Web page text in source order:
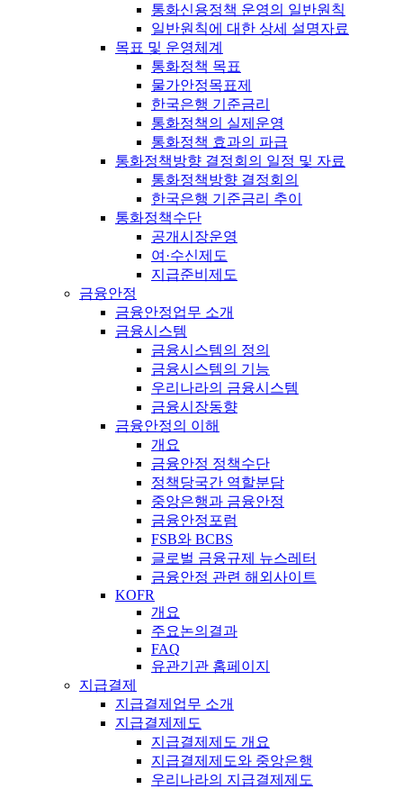
통화신용정책 운영의 일반원칙
일반원칙에 대한 상세 설명자료
목표 및 운영체계
통화정책 목표
물가안정목표제
한국은행 기준금리
통화정책의 실제운영
통화정책 효과의 파급
통화정책방향 결정회의 일정 및 자료
통화정책방향 결정회의
한국은행 기준금리 추이
통화정책수단
공개시장운영
여·수신제도
지급준비제도
금융안정
금융안정업무 소개
금융시스템
금융시스템의 정의
금융시스템의 기능
우리나라의 금융시스템
금융시장동향
금융안정의 이해
개요
금융안정 정책수단
정책당국간 역할분담
중앙은행과 금융안정
금융안정포럼
FSB와 BCBS
글로벌 금융규제 뉴스레터
금융안정 관련 해외사이트
KOFR
개요
주요논의결과
FAQ
유관기관 홈페이지
지급결제
지급결제업무 소개
지급결제제도
지급결제제도 개요
지급결제제도와 중앙은행
우리나라의 지급결제제도